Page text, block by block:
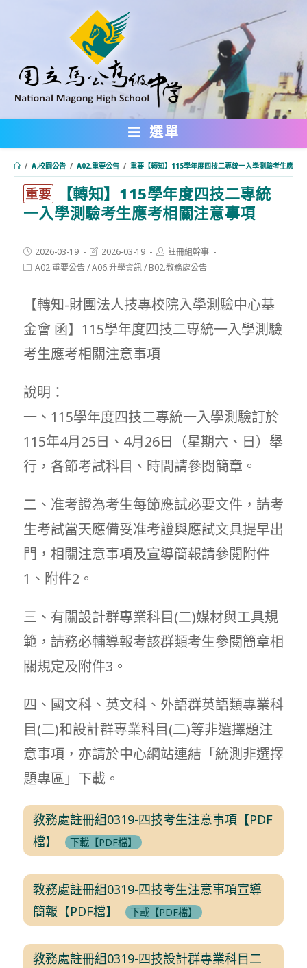
內
選單
/ A.校園公告 / A02.重要公告 / 重要【轉知】115學年度四技二專統一入學測驗考生應考
重要
【轉知】115學年度四技二專統
一入學測驗考生應考相關注意事項
Post
published:
2026-03-19
Post
modified:
2026-03-19
Post
author:
註冊組幹事
PostA02.重要公告/A06.升學資訊/ B02.教務處公告
【轉知-財團法人技專校院入學測驗中心基
金會 函】115學年度四技二專統一入學測驗
考生應考相關注意事項
說明：
一、115學年度四技二專統一入學測驗訂於
115年4月25日、4月26日（星期六、日）舉
行，各節考試科目、時間請參閱簡章。
二、准考證為考生每節應試必要文件，請考
生考試當天應備妥准考證與應試文具提早出
門，相關注意事項及宣導簡報請參閱附件
1、附件2。
三、有關設計群專業科目(二)媒材與工具規
範，請務必輔導報考該群類考生參閱簡章相
關規定及附件3。
四、國文科、英文科、外語群英語類專業科
目(二)和設計群專業科目(二)等非選擇題注
意事項，亦請於中心網站連結「統測非選擇
題專區」下載。
教務處註冊組0319-四技考生注意事項【PDF
檔】
下載【PDF檔】
教務處註冊組0319-四技考生注意事項宣導
簡報【PDF檔】
下載【PDF檔】
教務處註冊組0319-四技設計群專業科目二